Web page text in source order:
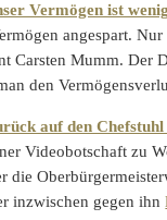
Vermögen ist
angespart.
Carsten Mumm. Der
den
auf den
Videobotschaft zu
die
inzwischen gegen ihn